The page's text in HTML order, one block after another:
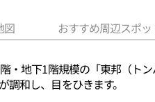
図 おすすめ周辺スポッ
地下1階規模の「東邦（ト
和し、目をひきます。